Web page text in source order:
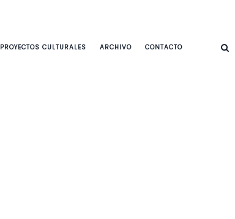
PROYECTOS CULTURALES ARCHIVO CONTACTO